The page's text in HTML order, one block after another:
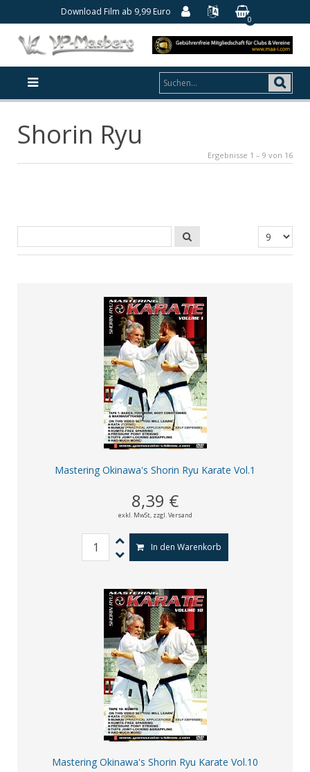
Download Film ab 9,99 Euro
0
Shorin Ryu
Ergebnisse 1 – 9 von 16
Mastering Okinawa's Shorin Ryu Karate Vol.1
8,39 €
exkl. MwSt, zzgl. Versand
In den Warenkorb
Mastering Okinawa's Shorin Ryu Karate Vol.10